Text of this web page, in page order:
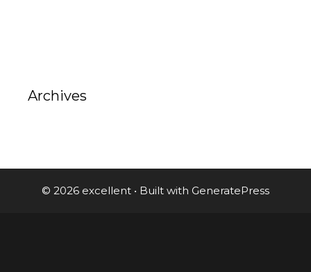
Archives
© 2026 excellent • Built with GeneratePress